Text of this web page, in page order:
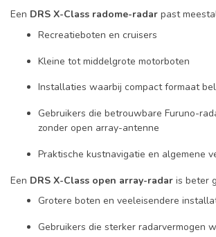
Een DRS X-Class radome-radar past
Recreatieboten en cruisers
Kleine tot middelgrote motorboten
Installaties waarbij compact formaat
Gebruikers die betrouwbare Furuno-
zonder open array-antenne
Praktische kustnavigatie en algemene
Een DRS X-Class open array-radar is beter
Grotere boten en veeleisendere
Gebruikers die sterker radarvermogen